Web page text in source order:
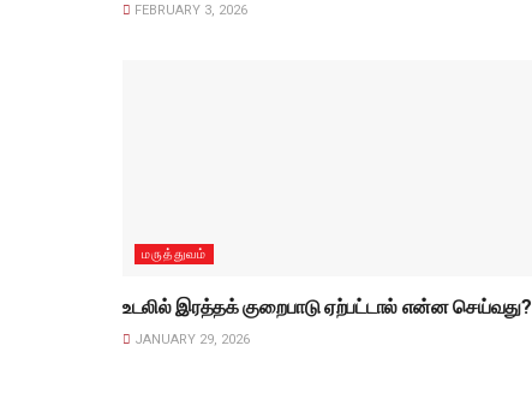
FEBRUARY 3, 2026
மருத்துவம்
உடலில் இரத்தக் குறைபாடு ஏற்பட்டால் என்ன செய்வது?
JANUARY 29, 2026